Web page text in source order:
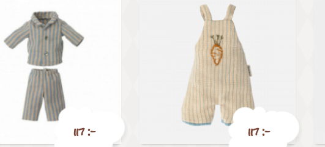
117 :- 117 :-